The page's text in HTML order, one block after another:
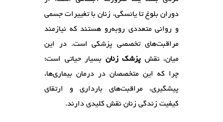
دوران بلوغ تا یائسگی، زنان با تغییرات جسمی
و روانی متعددی روبه‌رو هستند که نیازمند
مراقبت‌های تخصصی پزشکی است. در این
میان، نقش پزشک زنان بسیار حیاتی است؛
چرا که این متخصصان در درمان بیماری‌ها،
پیشگیری، مراقبت‌های بارداری و ارتقای
کیفیت زندگی زنان نقش کلیدی دارند.